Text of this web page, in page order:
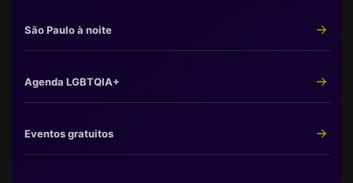
São Paulo à noite
Agenda LGBTQIA+
Eventos gratuitos